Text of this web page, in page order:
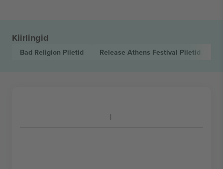
Kiirlingid
Bad Religion Piletid Release Athens Festival Piletid